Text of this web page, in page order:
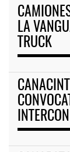
LA
TRUCK